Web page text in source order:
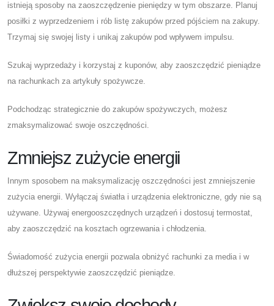
istnieją sposoby na zaoszczędzenie pieniędzy w tym obszarze. Planuj
posiłki z wyprzedzeniem i rób listę zakupów przed pójściem na zakupy.
Trzymaj się swojej listy i unikaj zakupów pod wpływem impulsu.
Szukaj wyprzedaży i korzystaj z kuponów, aby zaoszczędzić pieniądze
na rachunkach za artykuły spożywcze.
Podchodząc strategicznie do zakupów spożywczych, możesz
zmaksymalizować swoje oszczędności.
Zmniejsz zużycie energii
Innym sposobem na maksymalizację oszczędności jest zmniejszenie
zużycia energii. Wyłączaj światła i urządzenia elektroniczne, gdy nie są
używane. Używaj energooszczędnych urządzeń i dostosuj termostat,
aby zaoszczędzić na kosztach ogrzewania i chłodzenia.
Świadomość zużycia energii pozwala obniżyć rachunki za media i w
dłuższej perspektywie zaoszczędzić pieniądze.